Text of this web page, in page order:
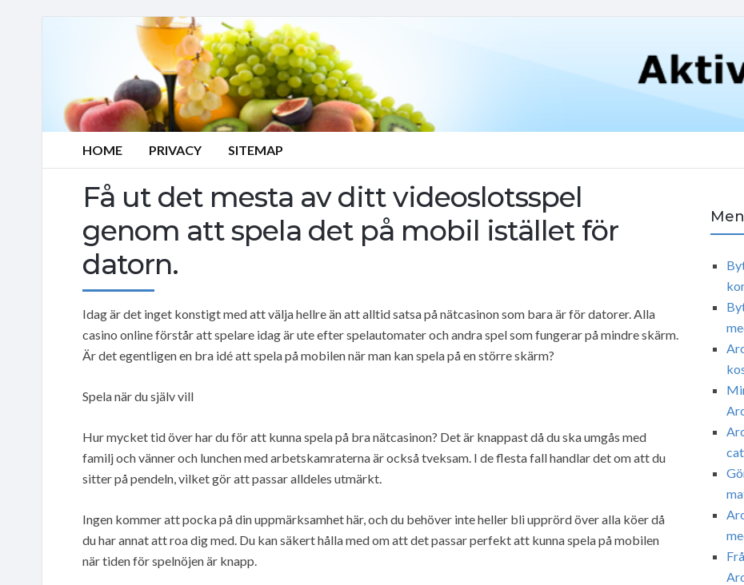
HOME PRIVACY SITEMAP
Få ut det mesta av ditt videoslotsspel
genom att spela det på mobil istället för
datorn.
Idag är det inget konstigt med att välja hellre än att alltid satsa på nätcasinon som bara är för datorer. Alla
casino online förstår att spelare idag är ute efter spelautomater och andra spel som fungerar på mindre skärm.
Är det egentligen en bra idé att spela på mobilen när man kan spela på en större skärm?
Spela när du själv vill
Hur mycket tid över har du för att kunna spela på bra nätcasinon? Det är knappast då du ska umgås med
familj och vänner och lunchen med arbetskamraterna är också tveksam. I de flesta fall handlar det om att du
sitter på pendeln, vilket gör att passar alldeles utmärkt.
Ingen kommer att pocka på din uppmärksamhet här, och du behöver inte heller bli upprörd över alla köer då
du har annat att roa dig med. Du kan säkert hålla med om att det passar perfekt att kunna spela på mobilen
när tiden för spelnöjen är knapp.